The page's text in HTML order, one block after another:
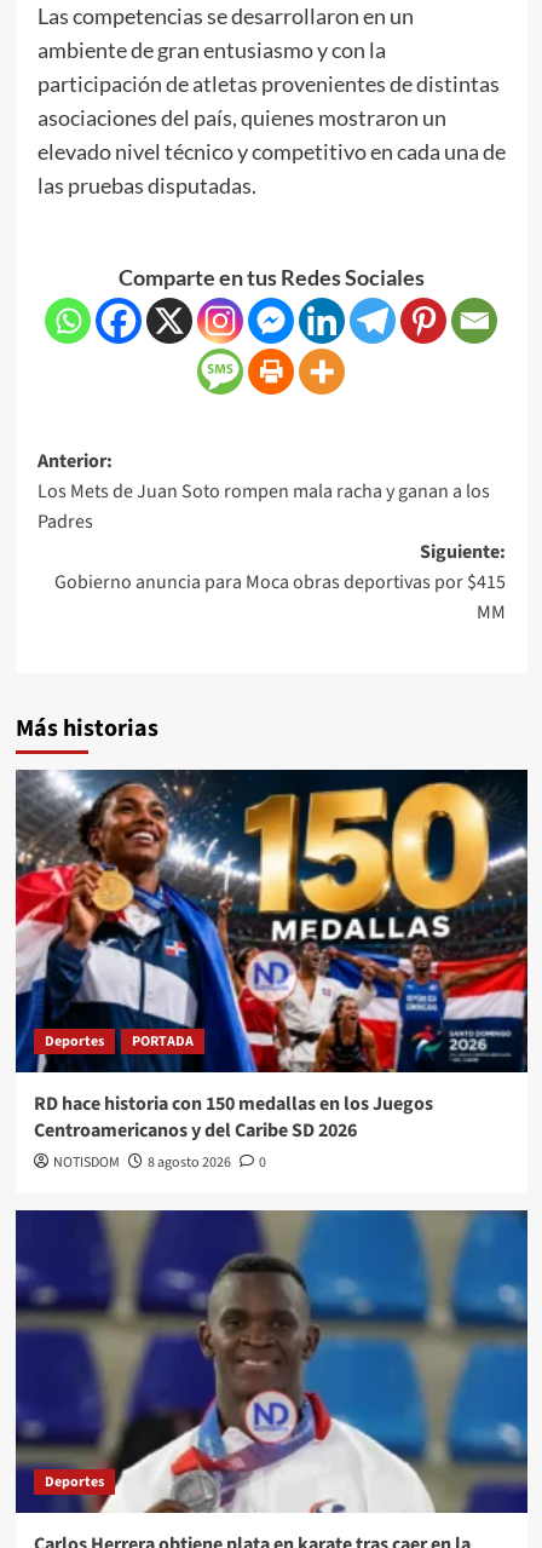
Las competencias se desarrollaron en un
ambiente de gran entusiasmo y con la
participación de atletas provenientes de distintas
asociaciones del país, quienes mostraron un
elevado nivel técnico y competitivo en cada una de
las pruebas disputadas.
Comparte en tus Redes Sociales
Anterior:
Los Mets de Juan Soto rompen mala racha y ganan a los
Padres
Siguiente:
Gobierno anuncia para Moca obras deportivas por $415
MM
Más historias
Deportes PORTADA
RD hace historia con 150 medallas en los Juegos
Centroamericanos y del Caribe SD 2026
NOTISDOM 8 agosto 2026 0
Deportes